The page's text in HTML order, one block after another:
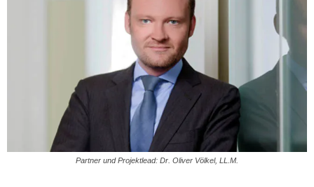
Partner und Projektlead: Dr. Oliver Völkel, LL.M.